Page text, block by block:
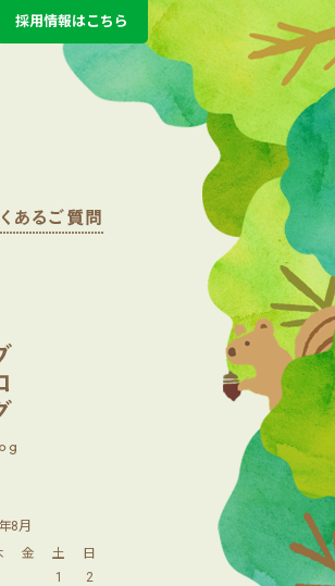
採用情報はこちら
8月
金 土 日
1
2